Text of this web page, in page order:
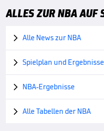
ALLES ZUR NBA AUF
 Alle News zur NBA
 Spielplan und
 NBA-Ergebnisse
 Alle Tabellen der NBA